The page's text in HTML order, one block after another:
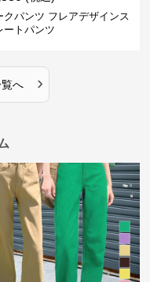
クパンツ フレアデザインス
ートパンツ
へ ›